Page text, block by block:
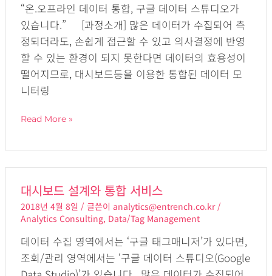
“온.오프라인 데이터 통합, 구글 데이터 스튜디오가
있습니다.” [과정소개] 많은 데이터가 수집되어 측
정되더라도, 손쉽게 접근할 수 있고 의사결정에 반영
할 수 있는 환경이 되지 못한다면 데이터의 효용성이
떨어지므로, 대시보드등을 이용한 통합된 데이터 모
니터링
이
터
스
튜
디
오
육
Read More »
대시보드 설계와 통합 서비스
2018년 4월 8일 / 글쓴이 analytics@entrench.co.kr /
Analytics Consulting, Data/Tag Management
데이터 수집 영역에서는 ‘구글 태그매니저’가 있다면,
조회/관리 영역에서는 ‘구글 데이터 스튜디오(Google
시
보
드
설
계
와